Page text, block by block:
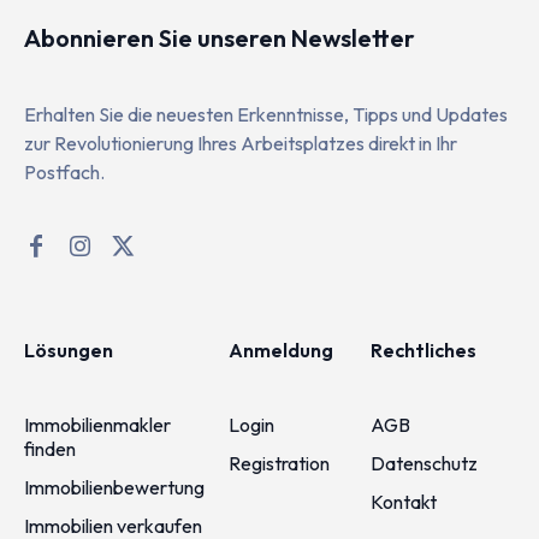
Abonnieren Sie unseren Newsletter
Erhalten Sie die neuesten Erkenntnisse, Tipps und Updates
zur Revolutionierung Ihres Arbeitsplatzes direkt in Ihr
Postfach.
Lösungen
Immobilienmakler
finden
Immobilienbewertung
Immobilien verkaufen
Anmeldung
Login
Registration
Rechtliches
AGB
Datenschutz
Kontakt